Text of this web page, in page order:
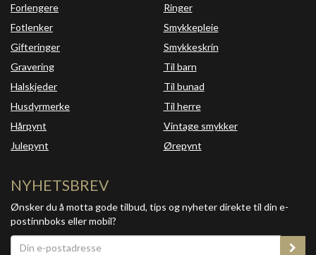
Forlengere
Fotlenker
Gifteringer
Gravering
Halskjeder
Husdyrmerke
Hårpynt
Julepynt
Ringer
Smykkepleie
Smykkeskrin
Til barn
Til bunad
Til herre
Vintage smykker
Ørepynt
NYHETSBREV
Ønsker du å motta gode tilbud, tips og nyheter direkte til din e-
postinnboks eller mobil?